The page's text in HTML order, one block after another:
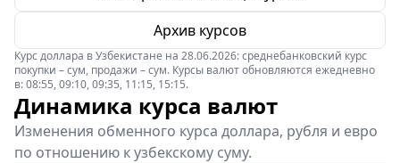
Архив курсов
Курс доллара в Узбекистане на 28.06.2026: среднебанковский курс
покупки – сум, продажи – сум. Курсы валют обновляются ежедневно
в: 08:55, 09:10, 09:35, 11:15, 15:15.
Динамика курса валют
Изменения обменного курса доллара, рубля и евро
по отношению к узбекскому суму.